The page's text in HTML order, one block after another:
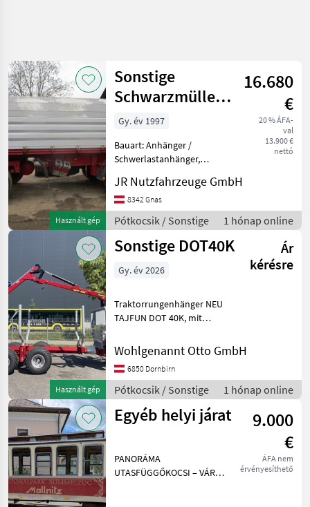
Használt gép
Sonstige
Schwarzmüller
3-Seiten-Kipper
16.680
€
20 % ÁFA-
val
13.900 €
nettó
Gy. év 1997
Bauart: Anhänger /
Schwerlastanhänger,
Beschreibung: 2-Achs 3-
Seitenkipper
SCHWARZMÜLLER mit
Aluwänden - - - Nutzlast 13,
5 Ton. - - - Eigengewic
JR Nutzfahrzeuge GmbH
8342 Gnas
Pótkocsik / Sonstige 1 hónap online
Használt gép
Sonstige DOT40K
Ár
kérésre
Gy. év 2026
Traktorrungenhänger NEU
TAJFUN DOT 40K, mit
Holzgreifer, Heck
ausziehbar; Pótkocsik
Egyéb pótkocsik
Wohlgenannt Otto GmbH
6850 Dornbirn
Pótkocsik / Sonstige 1 hónap online
Egyéb helyi járat
9.000
€
ÁFA nem
érvényesíthető
PANORÁMA
UTASFÜGGŐKOCSI – VÁROSI